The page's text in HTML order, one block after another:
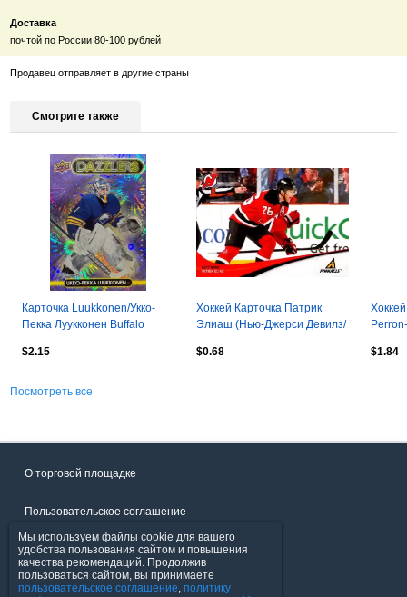
Доставка
почтой по России 80-100 рублей
Продавец отправляет в другие страны
Смотрите также
Карточка Luukkonen/Укко-
Пекка Луукконен Buffalo
НХЛ-NHL
$2.15
Хоккей Карточка Патрик
Элиаш (Нью-Джерси Девилз/
НХЛ/NHL
$0.68
НХЛ-
$1.84
Посмотреть все
О торговой площадке
Пользовательское соглашение
Политика конфиденциальности
Продавцы
Мы используем файлы cookie для вашего
удобства пользования сайтом и повышения
качества рекомендаций. Продолжив
пользоваться сайтом, вы принимаете
пользовательское соглашение, политику